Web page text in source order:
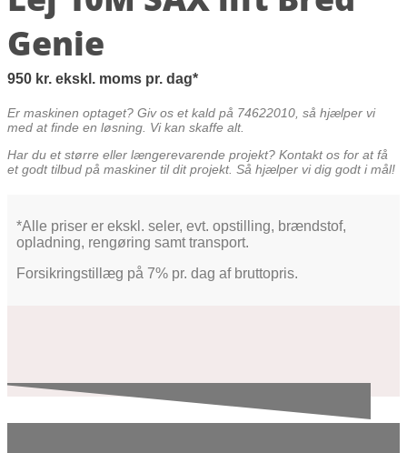
Genie
950 kr. ekskl. moms pr. dag
Er maskinen optaget? Giv os et kald på 74622010, så hjælper vi
med at finde en løsning. Vi kan skaffe alt.
Har du et større eller længerevarende projekt? Kontakt os for at få
et godt tilbud på maskiner til dit projekt. Så hjælper vi dig godt i mål!
*Alle priser er ekskl. seler, evt. opstilling, brændstof,
opladning, rengøring samt transport.
Forsikringstillæg på 7% pr. dag af bruttopris.